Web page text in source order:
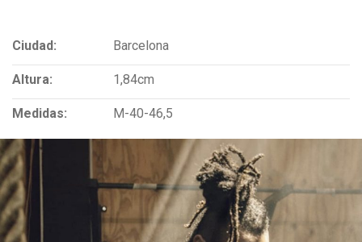
Ciudad: Barcelona
Altura: 1,84cm
Medidas: M-40-46,5